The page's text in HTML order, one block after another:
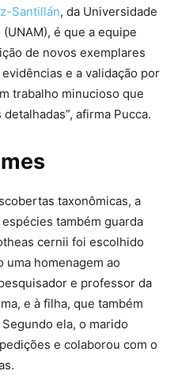
Santillán, da Universidade
é que a equipe
de novos exemplares
e a validação por
trabalho minucioso que
afirma Pucca.
taxonômicas, a
também guarda
cernii foi escolhido
uma homenagem ao
e professor da
e à filha, que também
ela, o marido
e colaborou com o